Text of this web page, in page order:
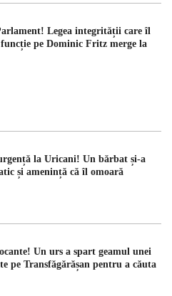
Legea integrității care îl
pe Dominic Fritz merge la
la Uricani! Un bărbat și-a
și amenință că îl omoară
Un urs a spart geamul unei
pe Transfăgărășan pentru a căuta